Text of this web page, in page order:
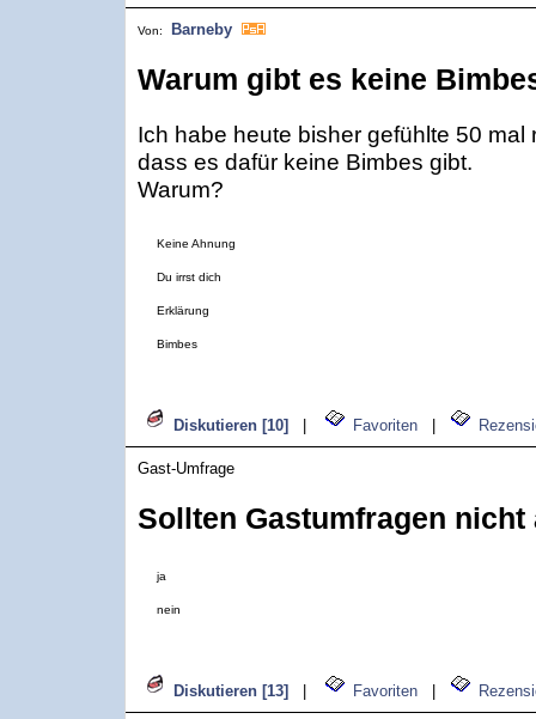
Von: Barneby
Warum gibt es keine
Ich habe heute bisher gefühlte 50 mal
dass es dafür keine Bimbes gibt.
Warum?
Keine Ahnung
Du irrst dich
Erklärung
Bimbes
Diskutieren [10] Favoriten
Gast-Umfrage
Sollten Gastumfragen
ja
nein
Diskutieren [13] Favoriten